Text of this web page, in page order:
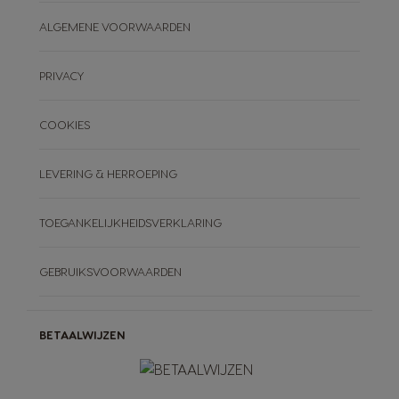
BETAALWIJZEN
ALGEMENE VOORWAARDEN
PRIVACY
COOKIES
LEVERING & HERROEPING
TOEGANKELIJKHEIDSVERKLARING
GEBRUIKSVOORWAARDEN